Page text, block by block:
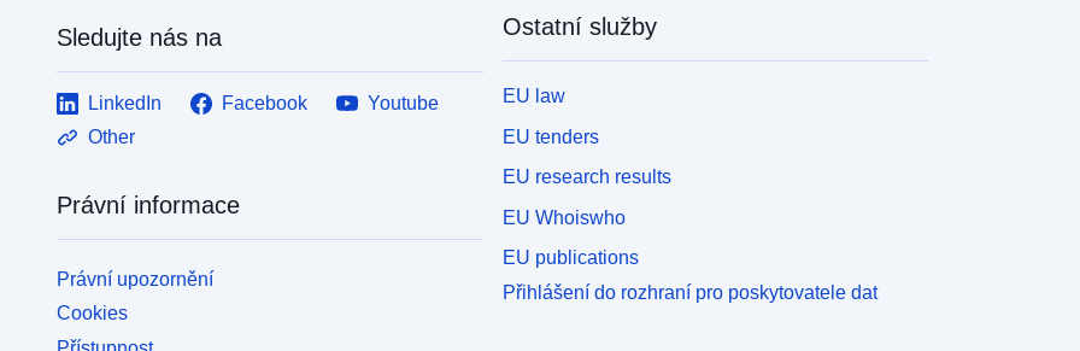
Sledujte nás na
LinkedIn Facebook
Youtube
Other
Právní informace
Právní upozornění
Cookies
Ostatní služby
EU law
EU tenders
EU research results
EU Whoiswho
EU publications
Přihlášení do rozhraní pro poskytovatele dat